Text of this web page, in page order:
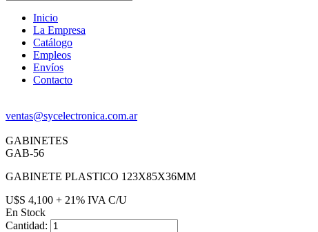
Inicio
La Empresa
Catálogo
Empleos
Envíos
Contacto
ventas@sycelectronica.com.ar
GABINETES
GAB-56
GABINETE PLASTICO 123X85X36MM
U$S 4,100 + 21% IVA C/U
En Stock
Cantidad: